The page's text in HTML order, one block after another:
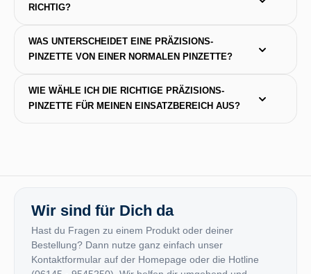
RICHTIG?
WAS UNTERSCHEIDET EINE PRÄZISIONS-
PINZETTE VON EINER NORMALEN PINZETTE?
WIE WÄHLE ICH DIE RICHTIGE PRÄZISIONS-
PINZETTE FÜR MEINEN EINSATZBEREICH AUS?
Wir sind für Dich da
Hast du Fragen zu einem Produkt oder deiner
Bestellung? Dann nutze ganz einfach unser
Kontaktformular auf der Homepage oder die Hotline